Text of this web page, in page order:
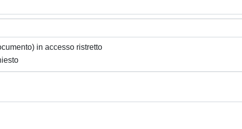
in accesso ristretto